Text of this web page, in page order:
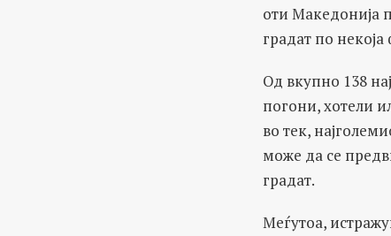
оти Македонија
градат по
Од вкупно 138
погони, хотели
во тек,
може да се
градат.
Меѓутоа,